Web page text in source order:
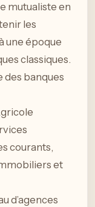
mutualiste en
les
une époque
classiques.
des banques
courants,
et
d’agences